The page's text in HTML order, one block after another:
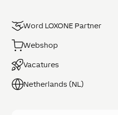
Word LOXONE Partner
Webshop
Vacatures
Netherlands (NL)